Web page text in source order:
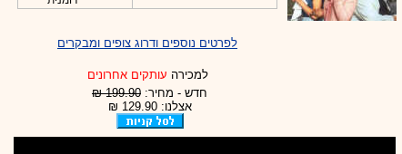
לפרטים נוספים ודרוג צופים ומבקרים
למכירה עותקים אחרונים
חדש - מחיר: 199.90 ₪
אצלנו: 129.90 ₪